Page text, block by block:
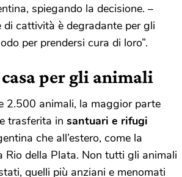
spiegando la decisione. –
di cattività è degradante per gli
per prendersi cura di loro”.
per gli animali
2.500 animali, la maggior parte
trasferita in santuari e rifugi
che all’estero, come la
Rio della Plata. Non tutti gli animali
quelli più anziani e menomati